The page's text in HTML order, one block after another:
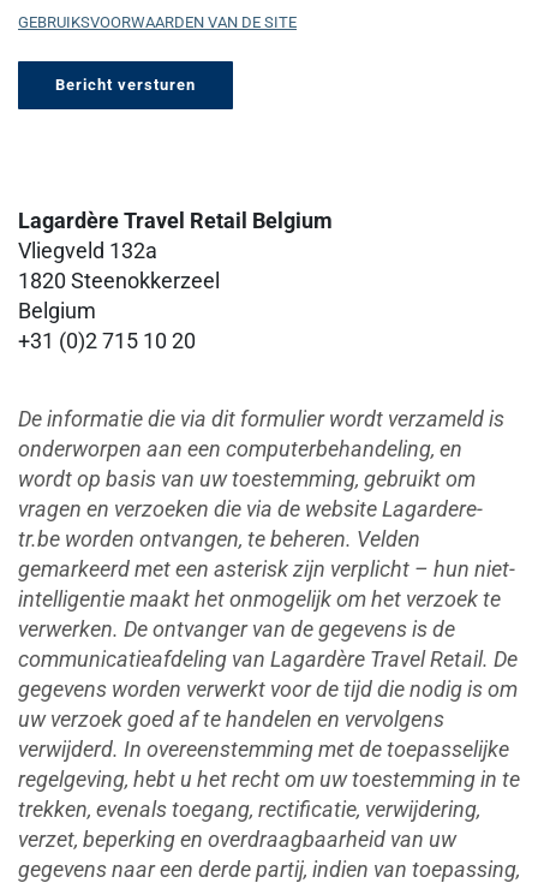
GEBRUIKSVOORWAARDEN VAN DE SITE
Lagardère Travel Retail Belgium
Vliegveld 132a
1820 Steenokkerzeel
Belgium
+31 (0)2 715 10 20
De informatie die via dit formulier wordt verzameld is
onderworpen aan een computerbehandeling, en
wordt op basis van uw toestemming, gebruikt om
vragen en verzoeken die via de website Lagardere-
tr.be worden ontvangen, te beheren. Velden
gemarkeerd met een asterisk zijn verplicht – hun niet-
intelligentie maakt het onmogelijk om het verzoek te
verwerken. De ontvanger van de gegevens is de
communicatieafdeling van Lagardère Travel Retail. De
gegevens worden verwerkt voor de tijd die nodig is om
uw verzoek goed af te handelen en vervolgens
verwijderd. In overeenstemming met de toepasselijke
regelgeving, hebt u het recht om uw toestemming in te
trekken, evenals toegang, rectificatie, verwijdering,
verzet, beperking en overdraagbaarheid van uw
gegevens naar een derde partij, indien van toepassing,